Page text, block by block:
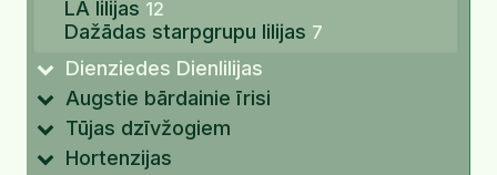
LA lilijas 12
Dažādas starpgrupu lilijas 7
Dienziedes Dienlilijas
Augstie bārdainie īrisi
Tūjas dzīvžogiem
Hortenzijas